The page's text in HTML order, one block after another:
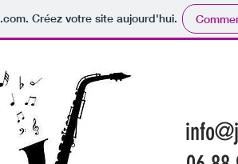
.com. Créez votre site aujourd'hui.